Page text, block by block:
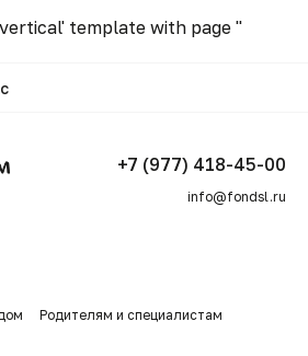
template with page ''
+7 (977) 418-45-00
info@fondsl.ru
Родителям и специалистам